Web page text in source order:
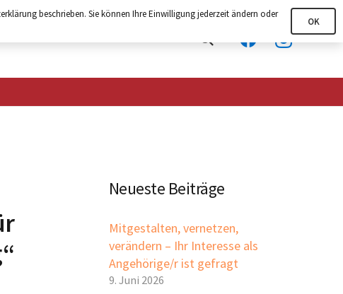
Neueste Beiträge
Mitgestalten, vernetzen,
verändern – Ihr Interesse als
Angehörige/r ist gefragt
9. Juni 2026
beschrieben. Sie können Ihre Einwilligung jederzeit ändern oder
OK